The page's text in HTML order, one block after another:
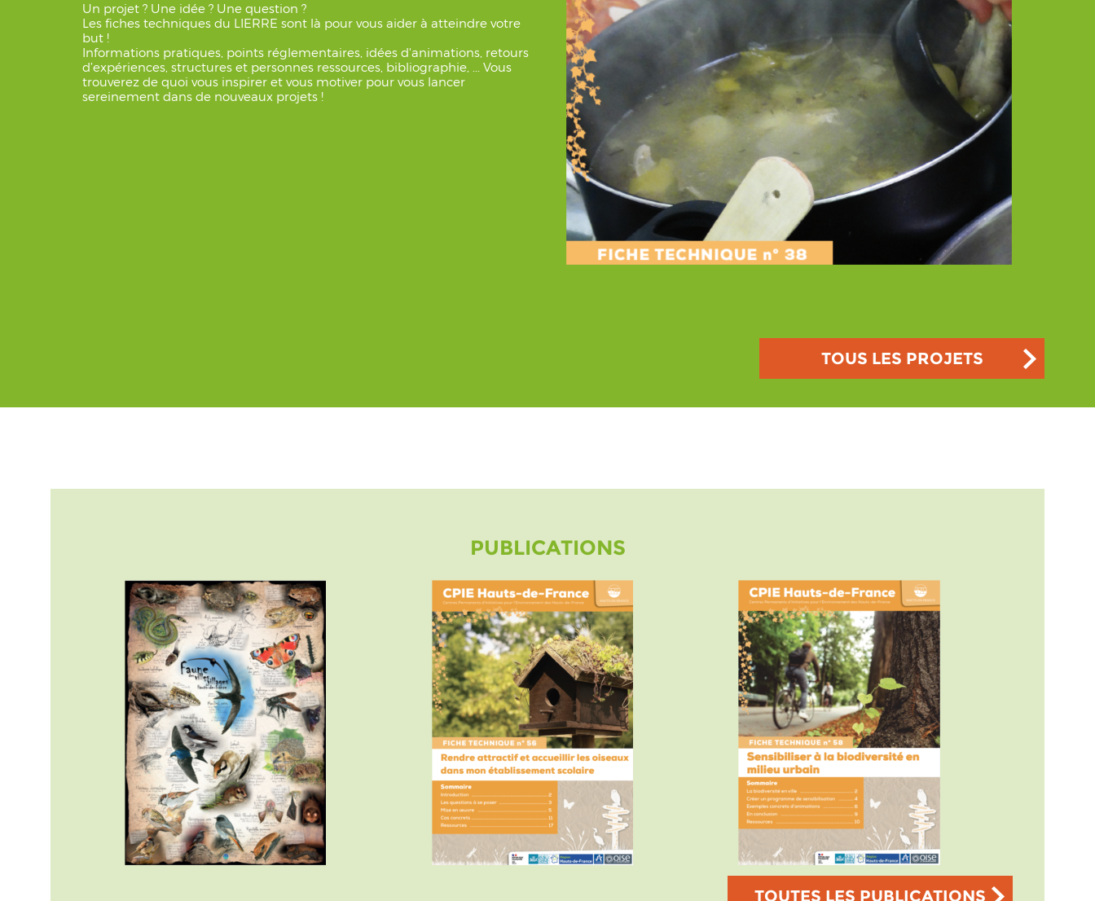
Un projet ? Une idée ? Une question ?
Les fiches techniques du LIERRE sont là pour vous aider à atteindre votre
but !
Informations pratiques, points réglementaires, idées d'animations, retours
d’expériences, structures et personnes ressources, bibliographie, ... Vous
trouverez de quoi vous inspirer et vous motiver pour vous lancer
sereinement dans de nouveaux projets !
TOUS LES PROJETS
PUBLICATIONS
TOUTES LES PUBLICATIONS